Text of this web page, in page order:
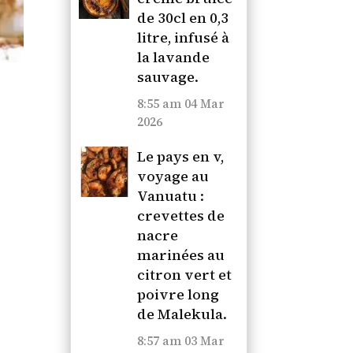
de 30cl en 0,3
litre, infusé à
la lavande
sauvage.
8:55 am 04 Mar
2026
Le pays en v,
voyage au
Vanuatu :
crevettes de
nacre
marinées au
citron vert et
poivre long
de Malekula.
8:57 am 03 Mar